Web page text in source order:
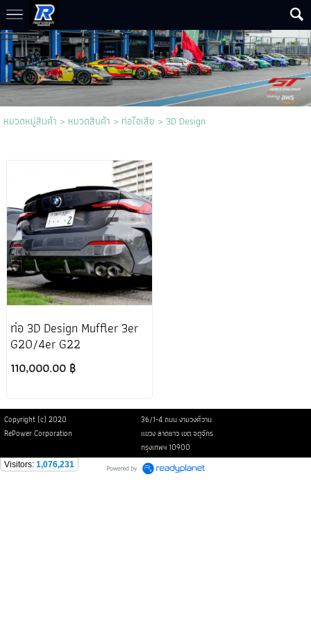
หมวดหมู่สินค้า > หมวดสินค้า > ท่อไอเสีย > 3D Design
ท่อ 3D Design Muffler 3er
G20/4er G22
110,000.00 ฿
Copyright (c) 2020
36/1-4 ถนน งามวงศ์วาน
RePower Corporation
แขวง ลาดยาว เขต จตุจักร
กรุงเทพฯ 10900
Visitors: 1,076,231